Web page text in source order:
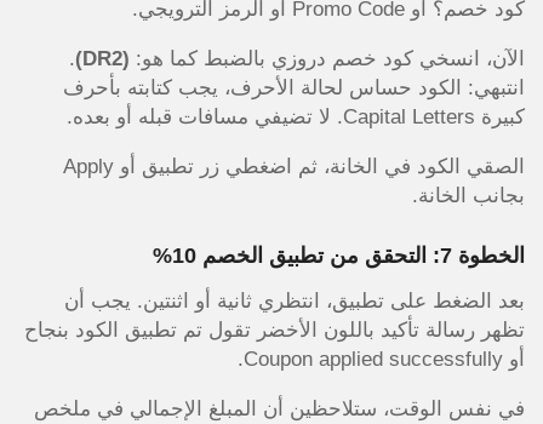
كود خصم؟ أو Promo Code أو الرمز الترويجي.
الآن، انسخي كود خصم دروزي بالضبط كما هو: (DR2)
.
انتبهي: الكود حساس لحالة الأحرف، يجب كتابته بأحرف
كبيرة Capital Letters. لا تضيفي مسافات قبله أو بعده.
الصقي الكود في الخانة، ثم اضغطي زر تطبيق أو Apply
بجانب الخانة.
الخطوة 7: التحقق من تطبيق الخصم 10%
بعد الضغط على تطبيق، انتظري ثانية أو اثنتين. يجب أن
تظهر رسالة تأكيد باللون الأخضر تقول تم تطبيق الكود بنجاح
أو Coupon applied successfully.
في نفس الوقت، ستلاحظين أن المبلغ الإجمالي في ملخص